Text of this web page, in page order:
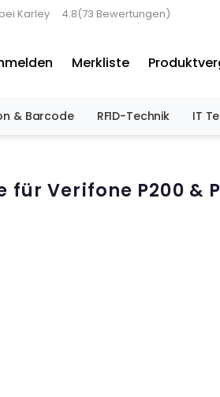
Karley 4.8(73 Bewertungen)
Merkliste
& Barcode RFID-Technik IT
Verifone P200 &